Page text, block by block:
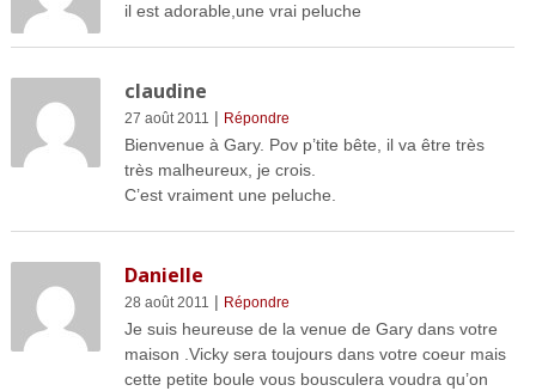
il est adorable,une vrai peluche
claudine
27 août 2011 | Répondre
Bienvenue à Gary. Pov p’tite bête, il va être très
très malheureux, je crois.
C’est vraiment une peluche.
Danielle
28 août 2011 | Répondre
Je suis heureuse de la venue de Gary dans votre
maison .Vicky sera toujours dans votre coeur mais
cette petite boule vous bousculera voudra qu’on